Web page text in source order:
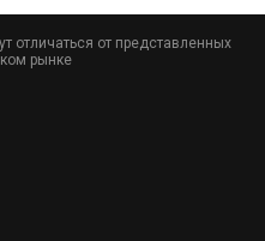
отличаться от представленных
рынке